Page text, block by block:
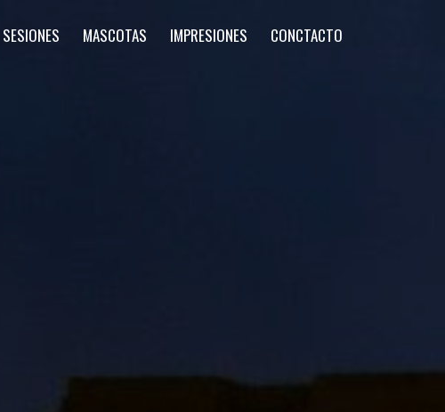
SESIONES MASCOTAS IMPRESIONES CONCTACTO